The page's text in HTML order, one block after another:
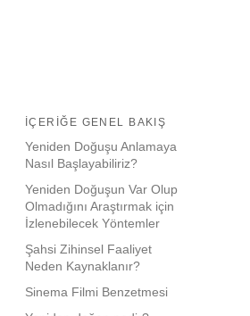
İÇERIĞE GENEL BAKIŞ
Yeniden Doğuşu Anlamaya
Nasıl Başlayabiliriz?
Yeniden Doğuşun Var Olup
Olmadığını Araştırmak için
İzlenebilecek Yöntemler
Şahsi Zihinsel Faaliyet
Neden Kaynaklanır?
Sinema Filmi Benzetmesi